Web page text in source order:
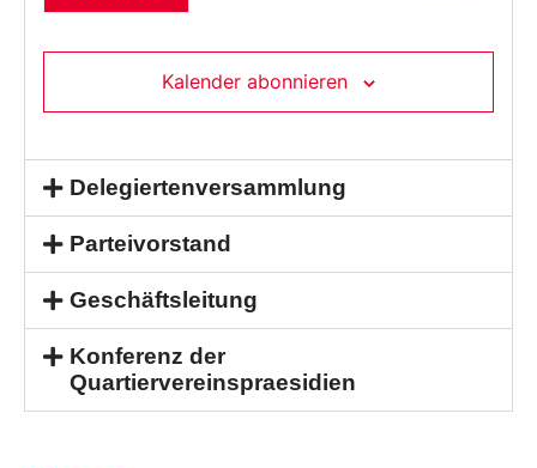
Kalender abonnieren
Delegiertenversammlung
Parteivorstand
Geschäftsleitung
Konferenz der
Quartiervereinspraesidien